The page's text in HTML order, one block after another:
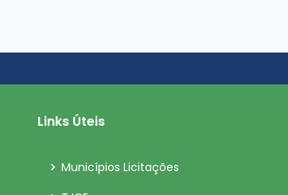
Links Úteis
Municípios Licitações